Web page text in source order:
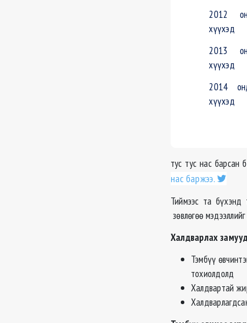
2012
хүүхэд
2013
хүүхэд
2014
хүүхэд
тус тус нас барсан
нас баржээ.
Тиймээс та бүхэнд
зөвлөгөө
Халдварлах
Тэмбүү
тохиолдолд
Халдвартай